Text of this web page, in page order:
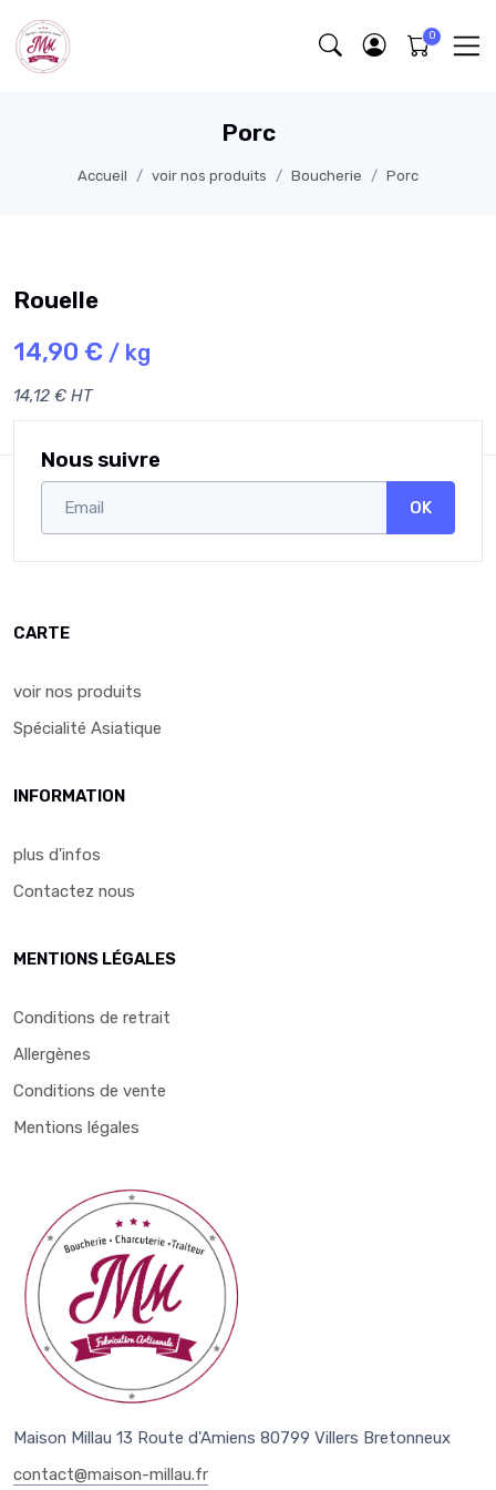
Porc
Accueil voir nos produits Boucherie Porc
Rouelle
14,90 € / kg
14,12 € HT
Nous suivre
OK
CARTE
voir nos produits
Spécialité Asiatique
INFORMATION
plus d'infos
Contactez nous
MENTIONS LÉGALES
Conditions de retrait
Allergènes
Conditions de vente
Mentions légales
Maison Millau 13 Route d'Amiens 80799 Villers Bretonneux
contact@maison-millau.fr